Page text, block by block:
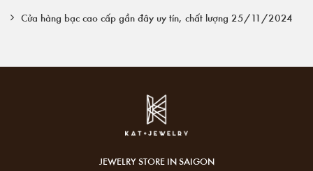
Cửa hàng bạc cao cấp gần đây uy tín, chất lượng 25/11/2024
JEWELRY STORE IN SAIGON